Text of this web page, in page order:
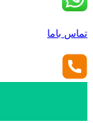
تماس باما